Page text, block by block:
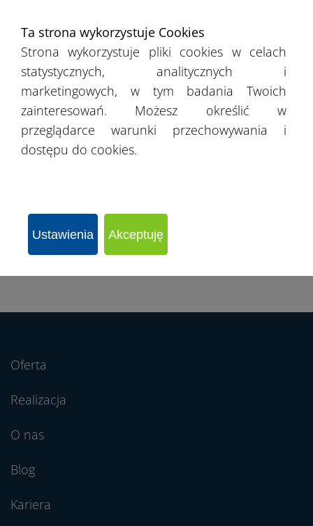
Śląskie ›
Świętokrzyskie ›
Warmińsko-mazurskie
Zachodniopomorskie
Łódzkie
Oferta
Realizacja
O nas
Blog
Kariera
Ta strona wykorzystuje Cookies
Strona wykorzystuje pliki cookies w celach
statystycznych, analitycznych i
marketingowych, w tym badania Twoich
zainteresowań. Możesz określić w
przeglądarce warunki przechowywania i
dostępu do cookies.
Ustawienia Akceptuję